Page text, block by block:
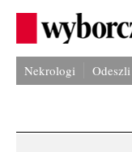
Nekrologi Odeszli